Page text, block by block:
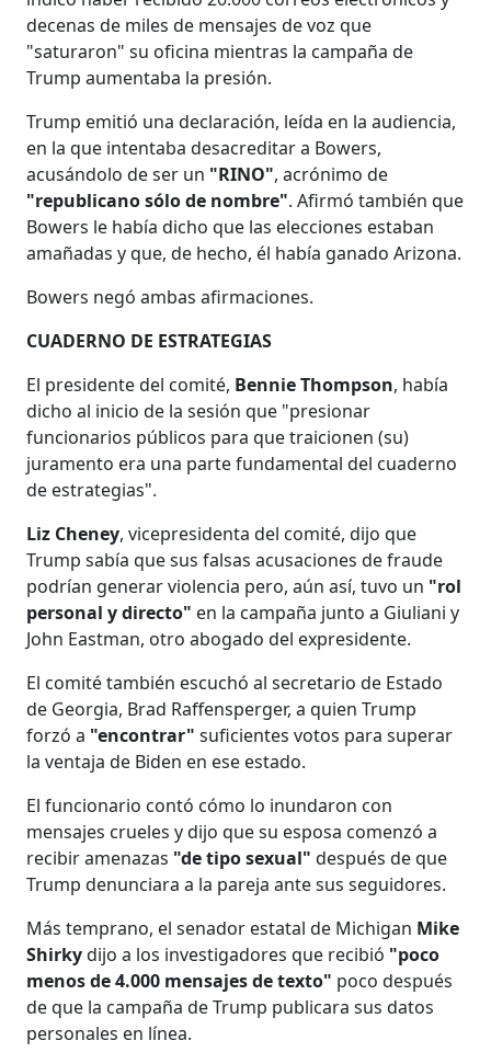
decenas de miles de mensajes de voz que
"saturaron" su oficina mientras la campaña de
Trump aumentaba la presión.
Trump emitió una declaración, leída en la audiencia,
en la que intentaba desacreditar a Bowers,
acusándolo de ser un "RINO", acrónimo de
"republicano sólo de nombre". Afirmó también que
Bowers le había dicho que las elecciones estaban
amañadas y que, de hecho, él había ganado Arizona.
Bowers negó ambas afirmaciones.
CUADERNO DE ESTRATEGIAS
El presidente del comité, Bennie Thompson, había
dicho al inicio de la sesión que "presionar
funcionarios públicos para que traicionen (su)
juramento era una parte fundamental del cuaderno
de estrategias".
Liz Cheney, vicepresidenta del comité, dijo que
Trump sabía que sus falsas acusaciones de fraude
podrían generar violencia pero, aún así, tuvo un "rol
personal y directo" en la campaña junto a Giuliani y
John Eastman, otro abogado del expresidente.
El comité también escuchó al secretario de Estado
de Georgia, Brad Raffensperger, a quien Trump
forzó a "encontrar" suficientes votos para superar
la ventaja de Biden en ese estado.
El funcionario contó cómo lo inundaron con
mensajes crueles y dijo que su esposa comenzó a
recibir amenazas "de tipo sexual" después de que
Trump denunciara a la pareja ante sus seguidores.
Más temprano, el senador estatal de Michigan Mike
Shirkydijo a los investigadores que recibió "poco
menos de 4.000 mensajes de texto" poco después
de que la campaña de Trump publicara sus datos
personales en línea.